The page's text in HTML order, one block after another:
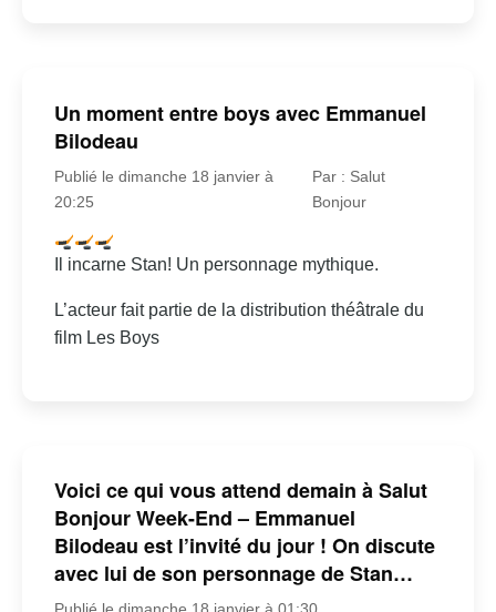
Un moment entre boys avec Emmanuel
Bilodeau
Publié le dimanche 18 janvier à
20:25
Par : Salut
Bonjour
Il incarne Stan! Un personnage mythique.
L’acteur fait partie de la distribution théâtrale du
film Les Boys
Voici ce qui vous attend demain à Salut
Bonjour Week-End – Emmanuel
Bilodeau est l’invité du jour ! On discute
avec lui de son personnage de Stan…